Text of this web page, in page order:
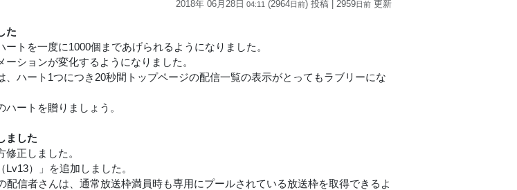
2018年 06月28日 04:11 (2964日前) 投稿 | 2959日前 更新
た
トを一度に1000個まであげられるようになりました。
ションが変化するようになりました。
、ハート1つにつき20秒間トップページの配信一覧の表示がとってもラブリーにな
ートを贈りましょう。
ました
正しました。
）」を追加しました。
配信者さんは、通常放送枠満員時も専用にプールされている放送枠を取得できるよ